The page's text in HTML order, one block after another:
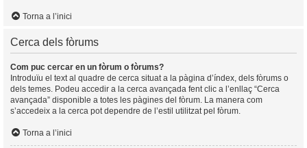
Torna a l’inici
Cerca dels fòrums
Com puc cercar en un fòrum o fòrums?
Introduïu el text al quadre de cerca situat a la pàgina d’índex, dels fòrums o
dels temes. Podeu accedir a la cerca avançada fent clic a l’enllaç “Cerca
avançada” disponible a totes les pàgines del fòrum. La manera com
s’accedeix a la cerca pot dependre de l’estil utilitzat pel fòrum.
Torna a l’inici